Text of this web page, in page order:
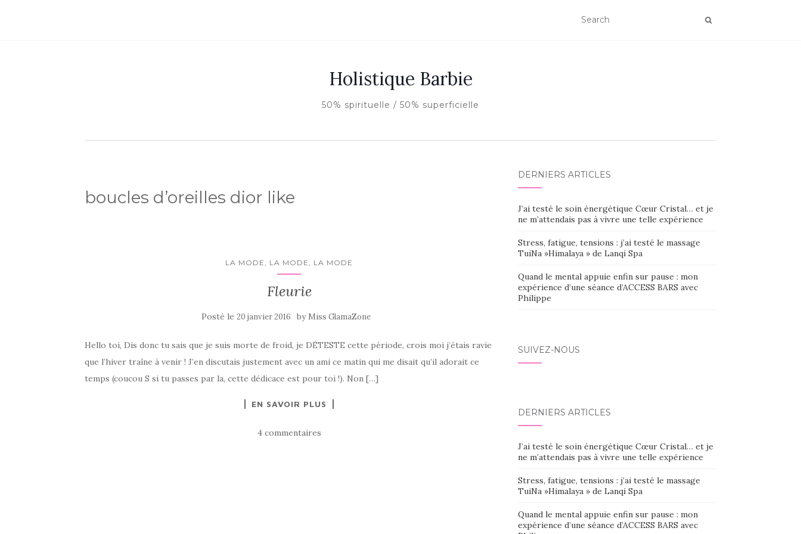
Holistique Barbie
50% spirituelle / 50% superficielle
boucles d’oreilles dior like
LA MODE, LA MODE, LA MODE
Fleurie
Posté le20 janvier 2016 by Miss GlamaZone
Hello toi, Dis donc tu sais que je suis morte de froid, je DÉTESTE cette période, crois moi j’étais ravie
que l’hiver traîne à venir ! J’en discutais justement avec un ami ce matin qui me disait qu’il adorait ce
temps (coucou S si tu passes par la, cette dédicace est pour toi !). Non […]
EN SAVOIR PLUS
4 commentaires
DERNIERS ARTICLES
J’ai testé le soin énergétique Cœur Cristal… et je
ne m’attendais pas à vivre une telle expérience
Stress, fatigue, tensions : j’ai testé le massage
TuiNa »Himalaya » de Lanqi Spa
Quand le mental appuie enfin sur pause : mon
expérience d’une séance d’ACCESS BARS avec
Philippe
SUIVEZ-NOUS
DERNIERS ARTICLES
J’ai testé le soin énergétique Cœur Cristal… et je
ne m’attendais pas à vivre une telle expérience
Stress, fatigue, tensions : j’ai testé le massage
TuiNa »Himalaya » de Lanqi Spa
Quand le mental appuie enfin sur pause : mon
expérience d’une séance d’ACCESS BARS avec